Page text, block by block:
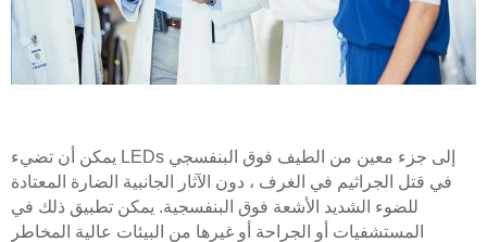
يمكن أن تضيء LEDs إلى جزء معين من الطيف فوق البنفسجي
في قتل الجراثيم في الغرف ، دون الآثار الجانبية الضارة المعتادة
للضوء الشديد الأشعة فوق البنفسجية. يمكن تطبيق ذلك في
المستشفيات أو الجراحة أو غيرها من البيئات عالية المخاطر